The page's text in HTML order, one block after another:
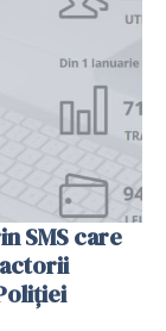
SMS care